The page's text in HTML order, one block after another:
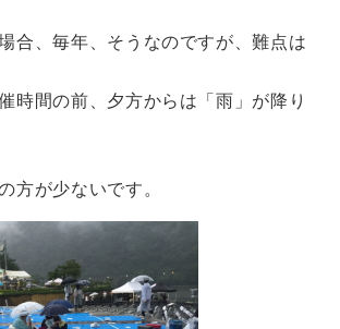
合、毎年、そうなのですが、難点は
時間の前、夕方からは「雨」が降り
方が少ないです。